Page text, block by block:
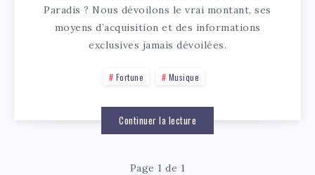
Paradis ? Nous dévoilons le vrai montant, ses
moyens d’acquisition et des informations
exclusives jamais dévoilées.
Fortune Musique
Continuer la lecture
Page 1 de 1